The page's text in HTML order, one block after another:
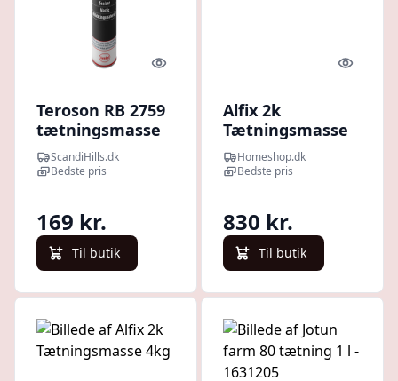
Quick look
Teroson RB 2759
tætningsmasse
310 ml
ScandiHills.dk
Bedste pris
169 kr.
Til butik
Quick
Alfix 2k
Tætningsmasse
Hvid 10kg
Homeshop.dk
Bedste pris
830 kr.
Til butik